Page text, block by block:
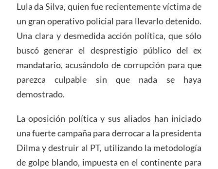
Lula da Silva, quien fue recientemente víctima de
un gran operativo policial para llevarlo detenido.
Una clara y desmedida acción política, que sólo
buscó generar el desprestigio público del ex
mandatario, acusándolo de corrupción para que
parezca culpable sin que nada se haya
demostrado.
La oposición política y sus aliados han iniciado
una fuerte campaña para derrocar a la presidenta
Dilma y destruir al PT, utilizando la metodología
de golpe blando, impuesta en el continente para